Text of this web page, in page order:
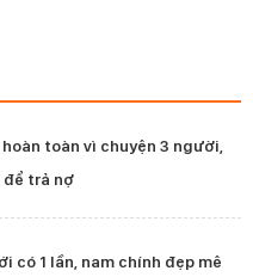
toàn vì chuyện 3 người,
để trả nợ
có 1 lần, nam chính đẹp mê